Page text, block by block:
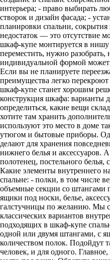
интерьера; - право выбирать
створок и дизайн фасада; -
планировки спальни,
недостаток — это отсутствие
шкаф-купе монтируется в
переместить, нужно
индивидуальной формой
Если вы не планируете
преимущества легко
шкаф-купе станет хорошим
конструкция шкафа: варианты
определиться, какие вещи
хотите там хранить
используют это место в доме
утюгом и бытовые приборы.
делают для хранения
нижнего белья и аксессуаров.
полотенец, постельного белья,
Какие элементы внутреннего
спальне: - полки, в том числе
объемные секции со
ящики под носки, белье,
галстучницы по желанию. Мы
классических вариантов
подходящих в шкаф-купе
одной или двумя штангами, с
количеством полок. Подойдут
человек, и для одного.